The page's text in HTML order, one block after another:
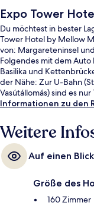
Expo Tower
Du möchtest in bester
Tower Hotel by Mellow
von: Margareteninsel
Folgendes mit dem
Basilika und
der Nähe: Zur U-Bahn
Vasútállomás) sind es
Informationen zu den
Weitere
Auf einen Blick
Größe des
160 Zimmer